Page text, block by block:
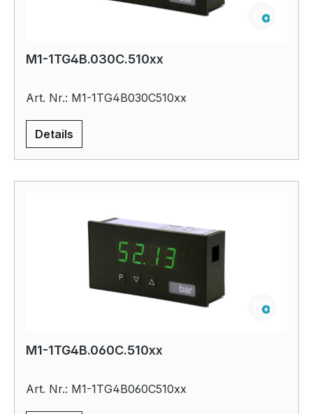
M1-1TG4B.030C.510xx
Art. Nr.: M1-1TG4B030C510xx
Details
M1-1TG4B.060C.510xx
Art. Nr.: M1-1TG4B060C510xx